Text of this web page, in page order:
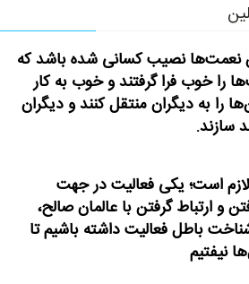
نعمت‌ها نصیب کسانی شده باشد که
را خوب فرا گرفتند و خوب به کار
را به دیگران منتقل کنند و دیگران
سازند.
است؛ یکی فعالیت در جهت
و ارتباط گرفتن با عالمان صالح،
باطل فعالیت داشته باشیم تا
نیفتیم